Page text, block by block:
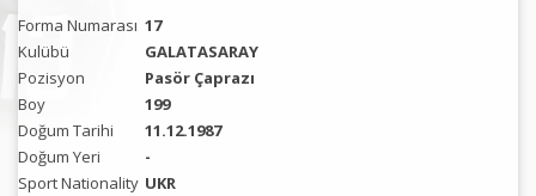
Forma Numarası 17
Kulübü
GALATASARAY
Pozisyon
Pasör Çaprazı
Boy
199
Doğum Tarihi
11.12.1987
Doğum Yeri
-
Sport Nationality UKR